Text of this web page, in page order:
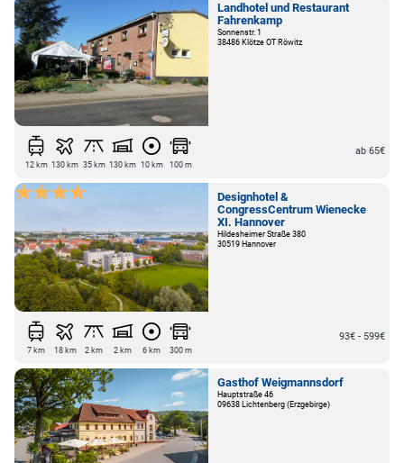
Landhotel und Restaurant
Fahrenkamp
Sonnenstr. 1
38486 Klötze OT Röwitz
12 km 130 km 35 km 130 km 10 km 100 m
ab 65€
Designhotel &
CongressCentrum Wienecke
XI. Hannover
Hildesheimer Straße 380
30519 Hannover
7 km 18 km 2 km 2 km 6 km 300 m
93€ - 599€
Gasthof Weigmannsdorf
Hauptstraße 46
09638 Lichtenberg (Erzgebirge)